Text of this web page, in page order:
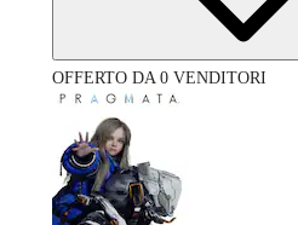
OFFERTO DA 0 VENDITORI